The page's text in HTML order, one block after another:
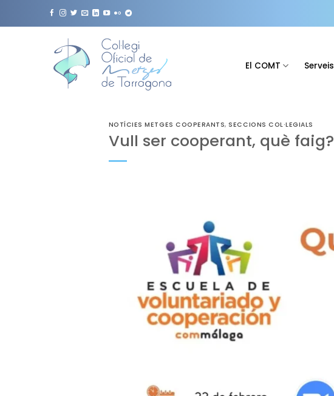
El COMT Serveis
NOTÍCIES METGES COOPERANTS, SECCIONS COL·LEGIALS
Vull ser cooperant, què faig?